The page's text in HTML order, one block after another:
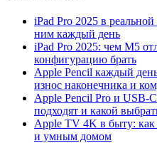
iPad Pro 2025 в
ним каждый день
iPad Pro 2025: чем M5
конфигурацию брать
Apple Pencil каждый
износ наконечника и
Apple Pencil Pro и USB-
подходят и какой
Apple TV 4K в быту: как
и умным домом